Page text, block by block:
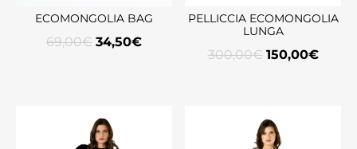
ECOMONGOLIA BAG
69,00€ 34,50€
PELLICCIA ECOMONGOLIA
LUNGA
300,00€ 150,00€